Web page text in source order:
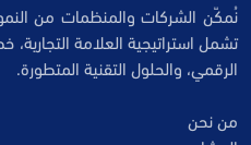
نُمكّن الشركات والمنظمات من
تشمل استراتيجية العلامة التجارية،
الرقمي، والحلول التقنية المتطورة.
من نحن